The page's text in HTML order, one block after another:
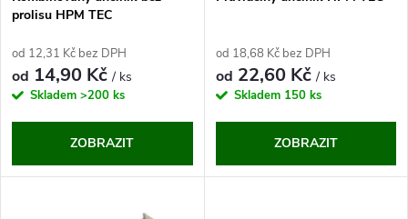
p
r
o
u
p
r
o
d
prolisu HPM TEC
od 12,31 Kč bez DPH
od 14,90 Kč/ ks
Skladem >200 ks
ZOBRAZIT
od 18,68 Kč bez DPH
od 22,60 Kč/ ks
Skladem 150 ks
ZOBRAZIT